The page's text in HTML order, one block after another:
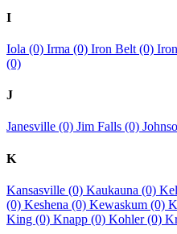
I
Iola (0) Irma (0) Iron Belt (0)
(0)
J
Janesville (0) Jim Falls (0)
K
Kansasville (0) Kaukauna (0)
(0) Keshena (0) Kewaskum (0)
King (0) Knapp (0) Kohler (0)